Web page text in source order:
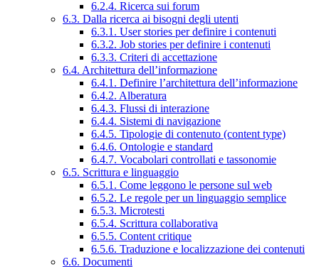
6.2.4. Ricerca sui forum
6.3. Dalla ricerca ai bisogni degli utenti
6.3.1. User stories per definire i contenuti
6.3.2. Job stories per definire i contenuti
6.3.3. Criteri di accettazione
6.4. Architettura dell’informazione
6.4.1. Definire l’architettura dell’informazione
6.4.2. Alberatura
6.4.3. Flussi di interazione
6.4.4. Sistemi di navigazione
6.4.5. Tipologie di contenuto (content type)
6.4.6. Ontologie e standard
6.4.7. Vocabolari controllati e tassonomie
6.5. Scrittura e linguaggio
6.5.1. Come leggono le persone sul web
6.5.2. Le regole per un linguaggio semplice
6.5.3. Microtesti
6.5.4. Scrittura collaborativa
6.5.5. Content critique
6.5.6. Traduzione e localizzazione dei contenuti
6.6. Documenti